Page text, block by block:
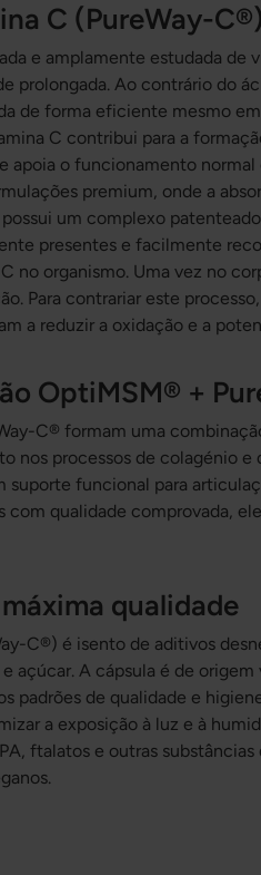
C (PureWay-C®)
e amplamente estudada de
prolongada. Ao contrário do
de forma eficiente mesmo
C contribui para a
apoia o funcionamento
premium, onde a
um complexo
presentes e facilmente
no organismo. Uma vez no
Para contrariar este
a reduzir a oxidação e a
OptiMSM® +
C® formam uma
nos processos de colagénio
suporte funcional para
com qualidade comprovada,
qualidade
C®) é isento de aditivos
açúcar. A cápsula é de
padrões de qualidade e
a exposição à luz e à
ftalatos e outras